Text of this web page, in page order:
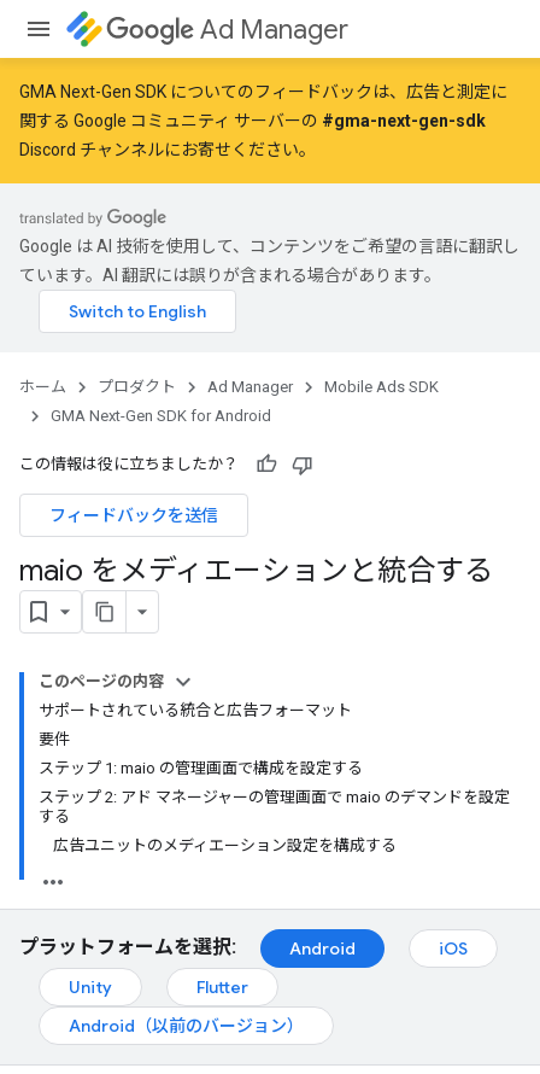
Ad Manager
GMA Next-Gen SDK についてのフィードバックは、広告と測定に
関する Google コミュニティ サーバーの #gma-next-gen-sdk
Discord チャンネルにお寄せください。
Google は AI 技術を使用して、コンテンツをご希望の言語に翻訳し
ています。AI 翻訳には誤りが含まれる場合があります。
ホーム プロダクト Ad Manager
Mobile Ads SDK
GMA Next-Gen SDK for Android
この情報は役に立ちましたか？
フィードバックを送信
maio をメディエーションと統合する
このページの内容
サポートされている統合と広告フォーマット
要件
ステップ 1: maio の管理画面で構成を設定する
ステップ 2: アド マネージャーの管理画面で maio のデマンドを設定
する
広告ユニットのメディエーション設定を構成する
プラットフォームを選択: Android
iOS
Unity
Flutter
Android（以前のバージョン）